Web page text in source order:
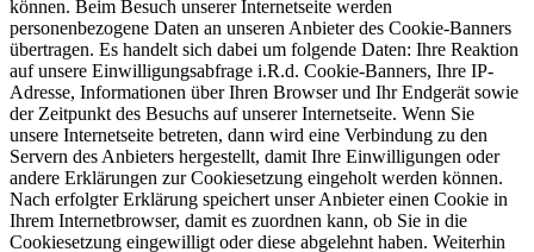
können. Beim Besuch unserer Internetseite werden
personenbezogene Daten an unseren Anbieter des Cookie-Banners
übertragen. Es handelt sich dabei um folgende Daten: Ihre Reaktion
auf unsere Einwilligungsabfrage i.R.d. Cookie-Banners, Ihre IP-
Adresse, Informationen über Ihren Browser und Ihr Endgerät sowie
der Zeitpunkt des Besuchs auf unserer Internetseite. Wenn Sie
unsere Internetseite betreten, dann wird eine Verbindung zu den
Servern des Anbieters hergestellt, damit Ihre Einwilligungen oder
andere Erklärungen zur Cookiesetzung eingeholt werden können.
Nach erfolgter Erklärung speichert unser Anbieter einen Cookie in
Ihrem Internetbrowser, damit es zuordnen kann, ob Sie in die
Cookiesetzung eingewilligt oder diese abgelehnt haben. Weiterhin